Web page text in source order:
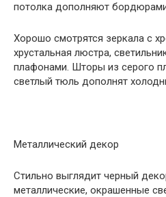
потолка дополняют
Хорошо смотрятся зеркала с
хрустальная люстра,
плафонами. Шторы из серого
светлый тюль дополнят
Металлический декор
Стильно выглядит черный
металлические, окрашенные